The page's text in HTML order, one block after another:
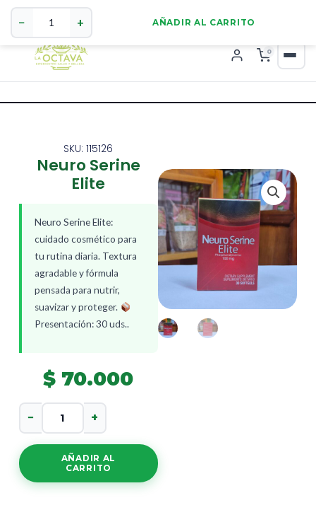
0
SKU: 115126
Neuro Serine
Elite
Neuro Serine Elite:
cuidado cosmético para
tu rutina diaria. Textura
agradable y fórmula
pensada para nutrir,
suavizar y proteger.
Presentación: 30 uds..
$ 70.000
Neuro
Elite
cantidad
− +
AÑADIR AL
CARRITO
Neuro
Serine
Elite
cantidad
− + AÑADIR AL CARRITO